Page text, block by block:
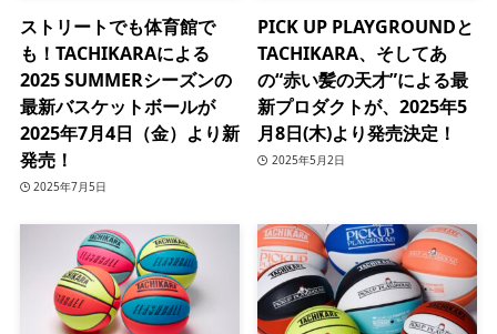
ストリートでも体育館で
も！TACHIKARAによる
2025 SUMMERシーズンの
最新バスケットボールが
2025年7月4日（金）より新
発売！
2025年7月5日
PICK UP PLAYGROUNDと
TACHIKARA、そしてあ
の“赤い髪の天才”による最
新プロダクトが、2025年5
月8日(木)より発売決定！
2025年5月2日